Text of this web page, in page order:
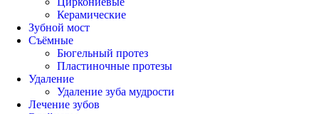
Керамические
Зубной мост
Съёмные
Бюгельный протез
Пластиночные протезы
Удаление
Удаление зуба мудрости
Лечение зубов